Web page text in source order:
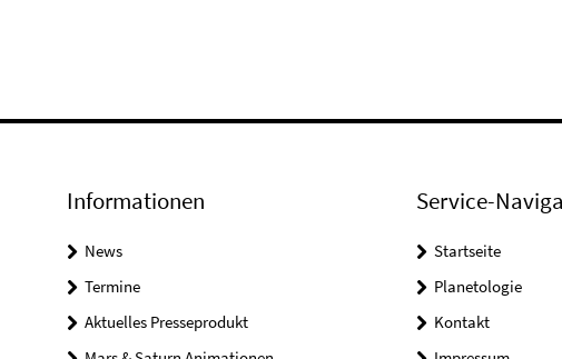
Informationen
News
Termine
Aktuelles Presseprodukt
Service-
Startseite
Planetologie
Kontakt